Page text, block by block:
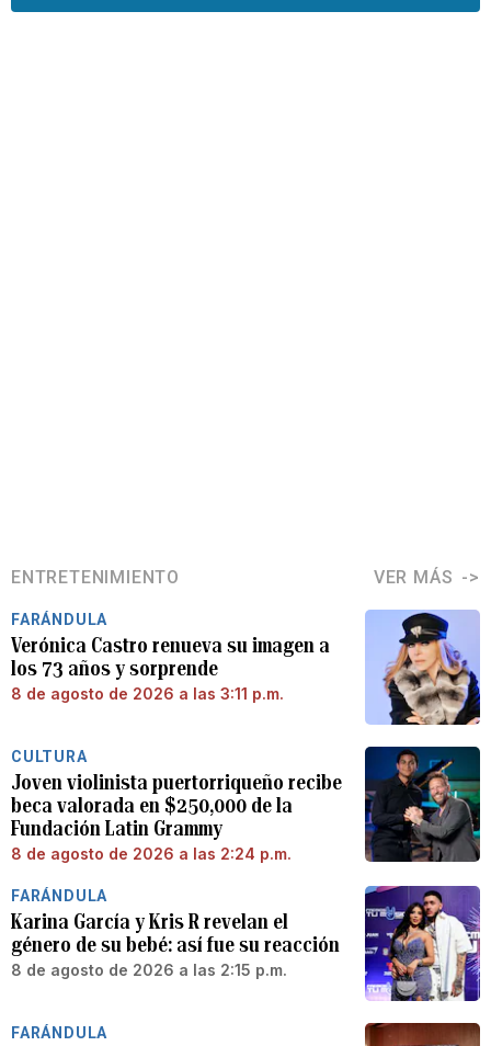
ENTRETENIMIENTO VER MÁS
FARÁNDULA
Verónica Castro renueva su imagen a
los 73 años y sorprende
8 de agosto de 2026 a las 3:11 p.m.
CULTURA
Joven violinista puertorriqueño recibe
beca valorada en $250,000 de la
Fundación Latin Grammy
8 de agosto de 2026 a las 2:24 p.m.
FARÁNDULA
Karina García y Kris R revelan el
género de su bebé: así fue su reacción
8 de agosto de 2026 a las 2:15 p.m.
FARÁNDULA